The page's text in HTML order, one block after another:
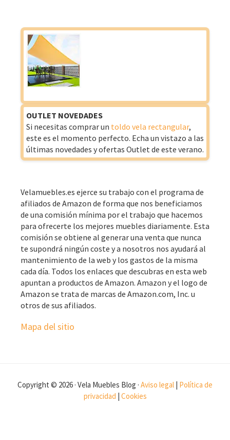
OUTLET NOVEDADES
Si necesitas comprar un toldo vela rectangular,
este es el momento perfecto. Echa un vistazo a las
últimas novedades y ofertas Outlet de este verano.
Velamuebles.es ejerce su trabajo con el programa de
afiliados de Amazon de forma que nos beneficiamos
de una comisión mínima por el trabajo que hacemos
para ofrecerte los mejores muebles diariamente. Esta
comisión se obtiene al generar una venta que nunca
te supondrá ningún coste y a nosotros nos ayudará al
mantenimiento de la web y los gastos de la misma
cada día. Todos los enlaces que descubras en esta web
apuntan a productos de Amazon. Amazon y el logo de
Amazon se trata de marcas de Amazon.com, Inc. u
otros de sus afiliados.
Mapa del sitio
Copyright © 2026 · Vela Muebles Blog · Aviso legal Política de
privacidad Cookies